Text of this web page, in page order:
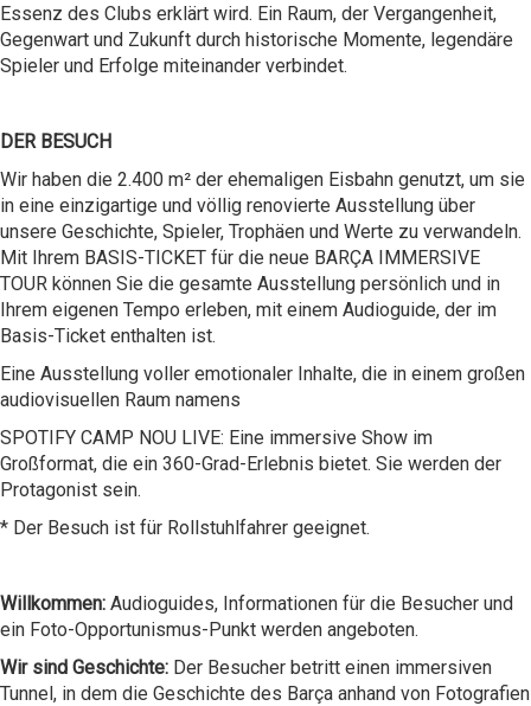
Essenz des Clubs erklärt wird. Ein Raum, der Vergangenheit,
Gegenwart und Zukunft durch historische Momente, legendäre
Spieler und Erfolge miteinander verbindet.
DER BESUCH
Wir haben die 2.400 m² der ehemaligen Eisbahn genutzt, um sie
in eine einzigartige und völlig renovierte Ausstellung über
unsere Geschichte, Spieler, Trophäen und Werte zu verwandeln.
Mit Ihrem BASIS-TICKET für die neue BARÇA IMMERSIVE
TOUR können Sie die gesamte Ausstellung persönlich und in
Ihrem eigenen Tempo erleben, mit einem Audioguide, der im
Basis-Ticket enthalten ist.
Eine Ausstellung voller emotionaler Inhalte, die in einem großen
audiovisuellen Raum namens
SPOTIFY CAMP NOU LIVE: Eine immersive Show im
Großformat, die ein 360-Grad-Erlebnis bietet. Sie werden der
Protagonist sein.
* Der Besuch ist für Rollstuhlfahrer geeignet.
Willkommen: Audioguides, Informationen für die Besucher und
ein Foto-Opportunismus-Punkt werden angeboten.
Wir sind Geschichte: Der Besucher betritt einen immersiven
Tunnel, in dem die Geschichte des Barça anhand von Fotografien